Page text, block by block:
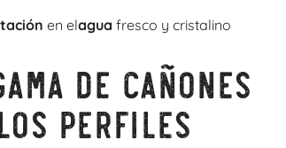
en elagua fresco y cristalino
de cañones
perfiles